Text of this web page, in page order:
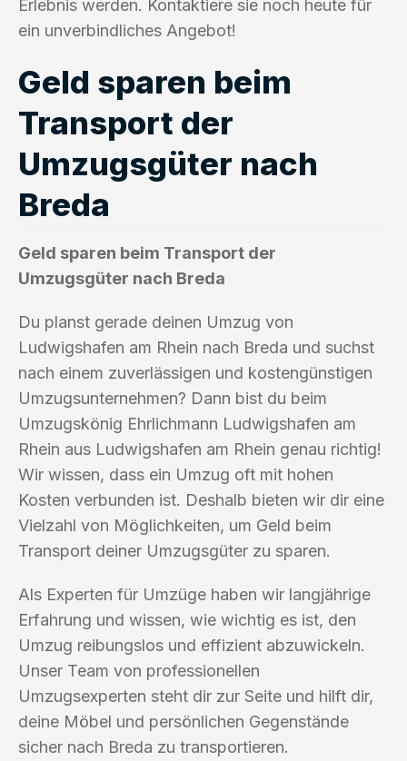
Erlebnis werden. Kontaktiere sie noch heute für
ein unverbindliches Angebot!
Geld sparen beim
Transport der
Umzugsgüter nach
Breda
Geld sparen beim Transport der
Umzugsgüter nach Breda
Du planst gerade deinen Umzug von
Ludwigshafen am Rhein nach Breda und suchst
nach einem zuverlässigen und kostengünstigen
Umzugsunternehmen? Dann bist du beim
Umzugskönig Ehrlichmann Ludwigshafen am
Rhein aus Ludwigshafen am Rhein genau richtig!
Wir wissen, dass ein Umzug oft mit hohen
Kosten verbunden ist. Deshalb bieten wir dir eine
Vielzahl von Möglichkeiten, um Geld beim
Transport deiner Umzugsgüter zu sparen.
Als Experten für Umzüge haben wir langjährige
Erfahrung und wissen, wie wichtig es ist, den
Umzug reibungslos und effizient abzuwickeln.
Unser Team von professionellen
Umzugsexperten steht dir zur Seite und hilft dir,
deine Möbel und persönlichen Gegenstände
sicher nach Breda zu transportieren.